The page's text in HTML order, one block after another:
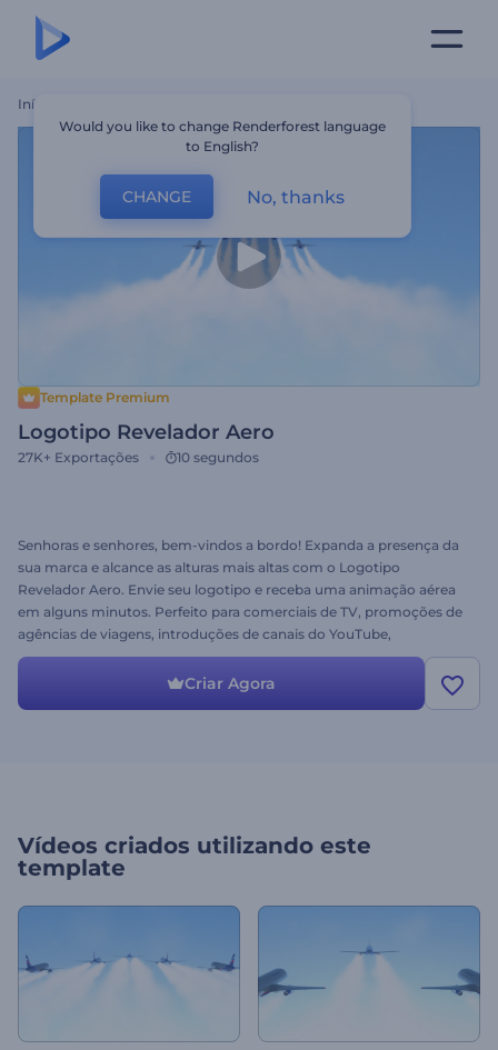
Início
Template Premium
Logotipo Revelador Aero
27K+ Exportações 10 segundos
Senhoras e senhores, bem-vindos a bordo! Expanda a presença da
sua marca e alcance as alturas mais altas com o Logotipo
Revelador Aero. Envie seu logotipo e receba uma animação aérea
em alguns minutos. Perfeito para comerciais de TV, promoções de
agências de viagens, introduções de canais do YouTube,
apresentações de empresas e muito mais. Por favor, aperte o cinto
de segurança e experimente imediatamente!
Criar Agora
Vídeos criados utilizando este
template
Would you like to change Renderforest language
to English?
CHANGE No, thanks